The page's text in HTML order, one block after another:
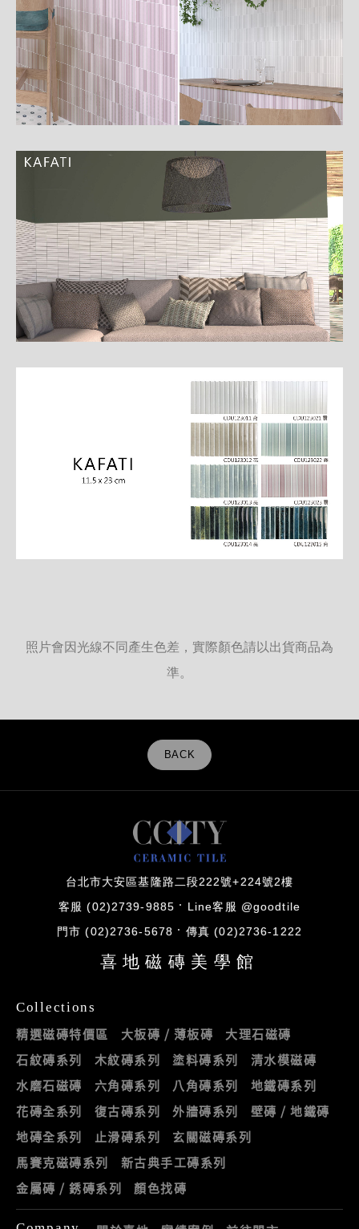
照片會因光線不同產生色差，實際顏色請以出貨商品為
準。
BACK
台北市大安區基隆路二段222號+224號2樓
客服 (02)2739-9885 Line客服 @goodtile
門市 (02)2736-5678 傳真 (02)2736-1222
喜地磁磚美學館
Collections
精選磁磚特價區 大板磚 / 薄板磚
大理石磁磚
石紋磚系列
木紋磚系列 塗料磚系列
清水模磁磚
水磨石磁磚
六角磚系列 八角磚系列
地鐵磚系列
花磚全系列
復古磚系列 外牆磚系列
壁磚 / 地鐵磚
地磚全系列
止滑磚系列
玄關磁磚系列
馬賽克磁磚系列
新古典手工磚系列
金屬磚 / 銹磚系列
顏色找磚